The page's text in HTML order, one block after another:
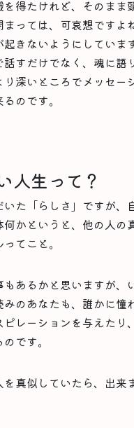
を得たけれど、そのまま
まっては、可哀想ですよ
きないようにしていま
すだけでなく、魂に語
り深いところでメッセー
のです。
人生って？
た「らしさ」ですが、
かというと、他の人の
てこと。
あるかと思いますが、
みのあなたも、誰かに憧
レーションを与えたり
です。
真似していたら、出来